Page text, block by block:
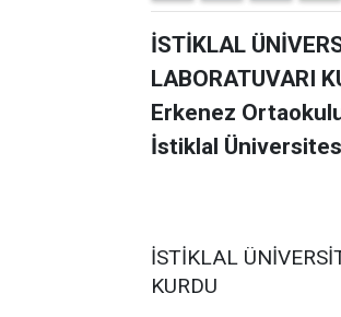
İSTİKLAL
LABORATUVARI
Erkenez
İstiklal
İSTİKLAL
KURDU